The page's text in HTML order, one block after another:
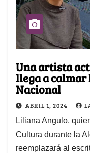
Una artista
llega a calmar
Nacional
ABRIL 1, 2024
Liliana Angulo,
Cultura durante la
reemplazará al